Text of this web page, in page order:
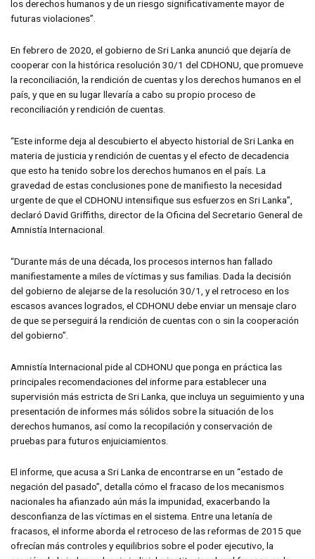
los derechos humanos y de un riesgo significativamente mayor de
futuras violaciones”.
En febrero de 2020, el gobierno de Sri Lanka anunció que dejaría de
cooperar con la histórica resolución 30/1 del CDHONU, que promueve
la reconciliación, la rendición de cuentas y los derechos humanos en el
país, y que en su lugar llevaría a cabo su propio proceso de
reconciliación y rendición de cuentas.
“Este informe deja al descubierto el abyecto historial de Sri Lanka en
materia de justicia y rendición de cuentas y el efecto de decadencia
que esto ha tenido sobre los derechos humanos en el país. La
gravedad de estas conclusiones pone de manifiesto la necesidad
urgente de que el CDHONU intensifique sus esfuerzos en Sri Lanka”,
declaró David Griffiths, director de la Oficina del Secretario General de
Amnistía Internacional.
“Durante más de una década, los procesos internos han fallado
manifiestamente a miles de víctimas y sus familias. Dada la decisión
del gobierno de alejarse de la resolución 30/1, y el retroceso en los
escasos avances logrados, el CDHONU debe enviar un mensaje claro
de que se perseguirá la rendición de cuentas con o sin la cooperación
del gobierno”.
Amnistía Internacional pide al CDHONU que ponga en práctica las
principales recomendaciones del informe para establecer una
supervisión más estricta de Sri Lanka, que incluya un seguimiento y una
presentación de informes más sólidos sobre la situación de los
derechos humanos, así como la recopilación y conservación de
pruebas para futuros enjuiciamientos.
El informe, que acusa a Sri Lanka de encontrarse en un “estado de
negación del pasado”, detalla cómo el fracaso de los mecanismos
nacionales ha afianzado aún más la impunidad, exacerbando la
desconfianza de las víctimas en el sistema. Entre una letanía de
fracasos, el informe aborda el retroceso de las reformas de 2015 que
ofrecían más controles y equilibrios sobre el poder ejecutivo, la